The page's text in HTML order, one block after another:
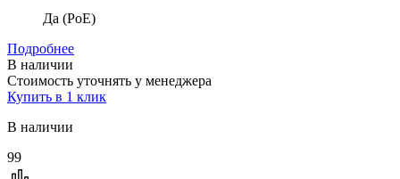
Да (PoE)
Подробнее
В наличии
Стоимость уточнять у менеджера
Купить в 1 клик
В наличии
99